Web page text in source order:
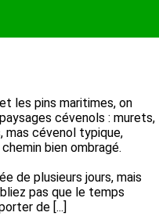
les pins maritimes, on
cévenols : murets,
mas cévenol typique,
bien ombragé.
de plusieurs jours, mais
pas que le temps
de [...]